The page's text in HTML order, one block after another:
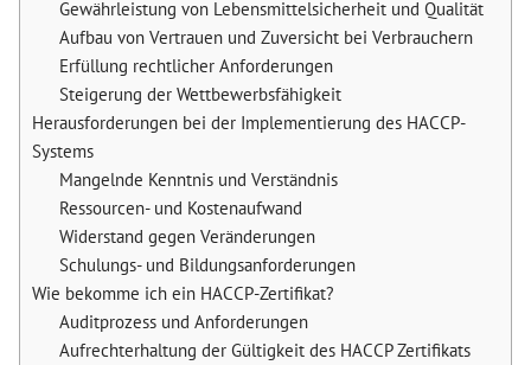
Gewährleistung von Lebensmittelsicherheit und Qualität
Aufbau von Vertrauen und Zuversicht bei Verbrauchern
Erfüllung rechtlicher Anforderungen
Steigerung der Wettbewerbsfähigkeit
Herausforderungen bei der Implementierung des HACCP-
Systems
Mangelnde Kenntnis und Verständnis
Ressourcen- und Kostenaufwand
Widerstand gegen Veränderungen
Schulungs- und Bildungsanforderungen
Wie bekomme ich ein HACCP-Zertifikat?
Auditprozess und Anforderungen
Aufrechterhaltung der Gültigkeit des HACCP Zertifikats